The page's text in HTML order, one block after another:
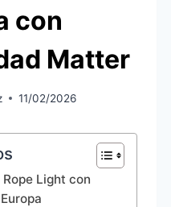
con
Matter
11/02/2026
Light con